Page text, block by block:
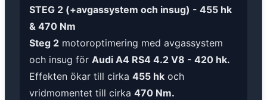
STEG 2 (+avgassystem och insug) - 455 hk
& 470 Nm
Steg 2 motoroptimering med avgassystem
och insug för Audi A4 RS4 4.2 V8 - 420 hk.
Effekten ökar till cirka 455 hk och
vridmomentet till cirka 470 Nm.